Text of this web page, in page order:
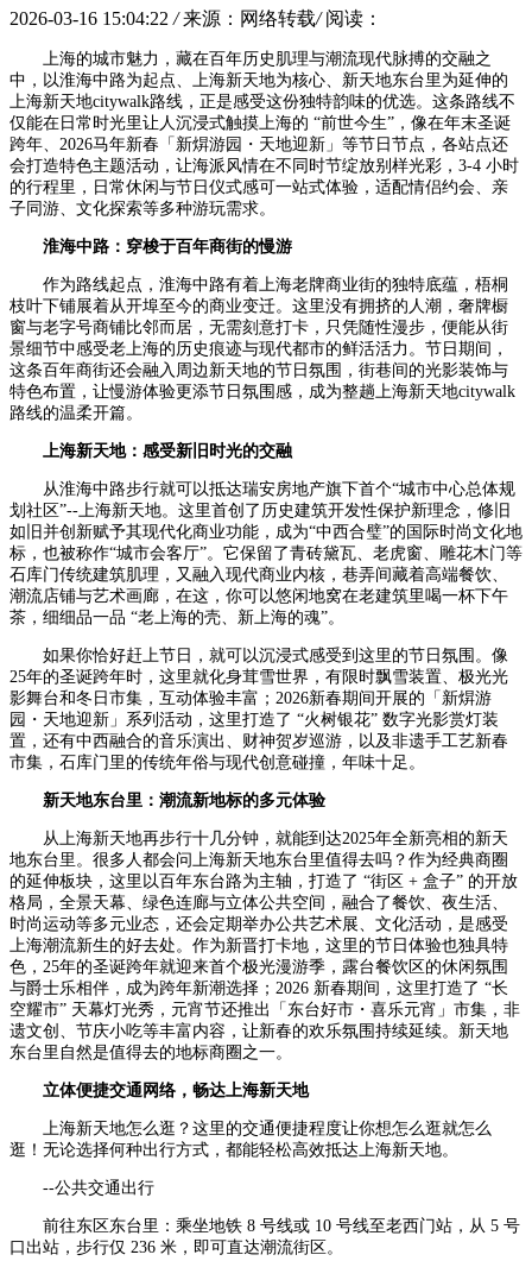
2026-03-16 15:04:22 / 来源：网络转载/ 阅读：
上海的城市魅力，藏在百年历史肌理与潮流现代脉搏的交融之
中，以淮海中路为起点、上海新天地为核心、新天地东台里为延伸的
上海新天地citywalk路线，正是感受这份独特韵味的优选。这条路线不
仅能在日常时光里让人沉浸式触摸上海的 “前世今生”，像在年末圣诞
跨年、2026马年新春「新焺游园・天地迎新」等节日节点，各站点还
会打造特色主题活动，让海派风情在不同时节绽放别样光彩，3-4 小时
的行程里，日常休闲与节日仪式感可一站式体验，适配情侣约会、亲
子同游、文化探索等多种游玩需求。
淮海中路： 穿梭于百年商街的慢游
作为路线起点，淮海中路有着上海老牌商业街的独特底蕴，梧桐
枝叶下铺展着从开埠至今的商业变迁。这里没有拥挤的人潮，奢牌橱
窗与老字号商铺比邻而居，无需刻意打卡，只凭随性漫步，便能从街
景细节中感受老上海的历史痕迹与现代都市的鲜活活力。节日期间，
这条百年商街还会融入周边新天地的节日氛围，街巷间的光影装饰与
特色布置，让慢游体验更添节日氛围感，成为整趟上海新天地citywalk
路线的温柔开篇。
上海新天地： 感受新旧 时光的交融
从淮海中路步行就可以抵达瑞安房地产旗下首个“城市中心总体规
划社区”--上海新天地。这里首创了历史建筑开发性保护新理念，修旧
如旧并创新赋予其现代化商业功能，成为“中西合璧”的国际时尚文化地
标，也被称作“城市会客厅”。它保留了青砖黛瓦、老虎窗、雕花木门等
石库门传统建筑肌理，又融入现代商业内核，巷弄间藏着高端餐饮、
潮流店铺与艺术画廊，在这，你可以悠闲地窝在老建筑里喝一杯下午
茶，细细品一品 “老上海的壳、新上海的魂”。
如果你恰好赶上节日，就可以沉浸式感受到这里的节日氛围。像
25年的圣诞跨年时，这里就化身茸雪世界，有限时飘雪装置、极光光
影舞台和冬日市集，互动体验丰富；2026新春期间开展的「新焺游
园・天地迎新」系列活动，这里打造了 “火树银花” 数字光影赏灯装
置，还有中西融合的音乐演出、财神贺岁巡游，以及非遗手工艺新春
市集，石库门里的传统年俗与现代创意碰撞，年味十足。
新天地东台里：潮流新地标的多元体验
从上海新天地再步行十几分钟，就能到达2025年全新亮相的新天
地东台里。很多人都会问上海新天地东台里值得去吗？作为经典商圈
的延伸板块，这里以百年东台路为主轴，打造了 “街区 + 盒子” 的开放
格局，全景天幕、绿色连廊与立体公共空间，融合了餐饮、夜生活、
时尚运动等多元业态，还会定期举办公共艺术展、文化活动，是感受
上海潮流新生的好去处。作为新晋打卡地，这里的节日体验也独具特
色，25年的圣诞跨年就迎来首个极光漫游季，露台餐饮区的休闲氛围
与爵士乐相伴，成为跨年新潮选择；2026 新春期间，这里打造了 “长
空耀市” 天幕灯光秀，元宵节还推出「东台好市・喜乐元宵」市集，非
遗文创、节庆小吃等丰富内容，让新春的欢乐氛围持续延续。新天地
东台里自然是值得去的地标商圈之一。
立体便捷交通网络，畅达上海新天地
上海新天地怎么逛？这里的交通便捷程度让你想怎么逛就怎么
逛！无论选择何种出行方式，都能轻松高效抵达上海新天地。
--公共交通出行
前往东区东台里：乘坐地铁 8 号线或 10 号线至老西门站，从 5 号
口出站，步行仅 236 米，即可直达潮流街区。